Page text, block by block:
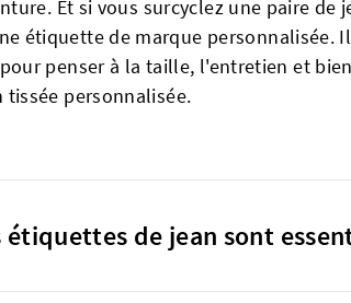
Et si vous surcyclez une paire
étiquette de marque personnalisée.
penser à la taille, l'entretien et
personnalisée.
étiquettes de jean sont